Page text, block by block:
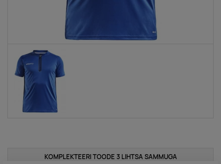
KOMPLEKTEERI TOODE 3 LIHTSA SAMMUGA